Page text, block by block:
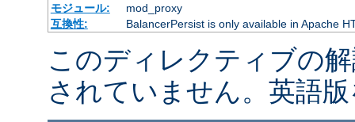
モジュール:
mod_proxy
互換性:
BalancerPersist is only available in Apache
このディレクティブの
されていません。英語